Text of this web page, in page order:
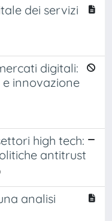
dei servizi
digitali:
innovazione
high tech:
antitrust
analisi